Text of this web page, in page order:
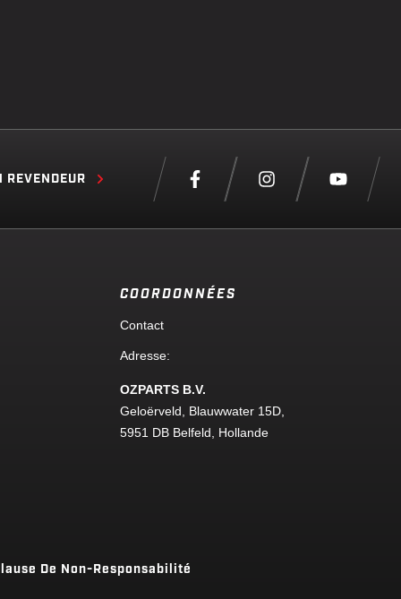
REVENDEUR
COORDONNÉES
Contact
Adresse:
OZPARTS B.V.
Geloërveld, Blauwwater 15D,
5951 DB Belfeld, Hollande
De Non-Responsabilité